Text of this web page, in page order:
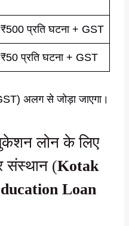
₹500 प्रति घटना + GST
₹50 प्रति घटना + GST
अलग से जोड़ा जाएगा।
लोन के लिए
संस्थान (Kotak
Loan